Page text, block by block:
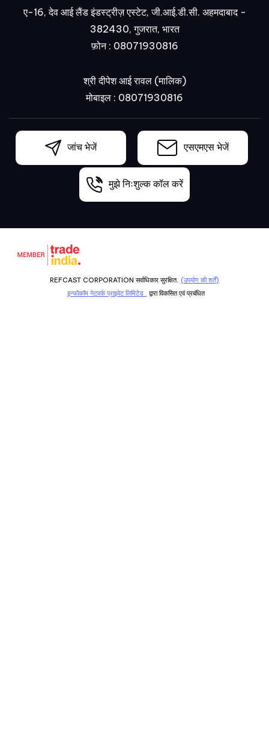
ए-16, देव आई लैंड इंडस्ट्रीज़ एस्टेट, जी.आई.डी.सी. अहमदाबाद -
382430, गुजरात, भारत
फ़ोन : 08071930816
श्री दीपेश आई रावल(मालिक)
मोबाइल : 08071930816
जांच भेजें एसएमएस भेजें
मुझे निःशुल्क कॉल करें
REFCAST CORPORATION सर्वाधिकार सुरक्षित. (उपयोग की शर्तें)
इन्फोकॉम नेटवर्क प्राइवेट लिमिटेड . द्वारा विकसित एवं प्रबंधित